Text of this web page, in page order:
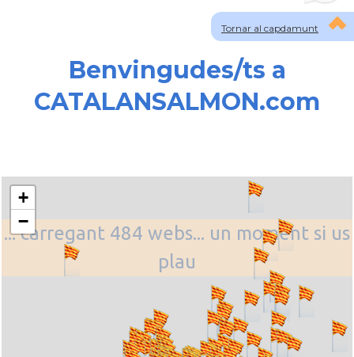
Tornar al capdamunt
Benvingudes/ts a
CATALANSALMON.com
... carregant 484 webs... un moment si us
plau
+
−